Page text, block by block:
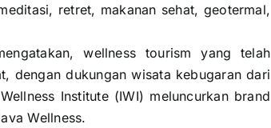
retret, makanan sehat, geotermal,
wellness tourism yang telah
dengan dukungan wisata kebugaran dari
Institute (IWI) meluncurkan brand
Wellness.